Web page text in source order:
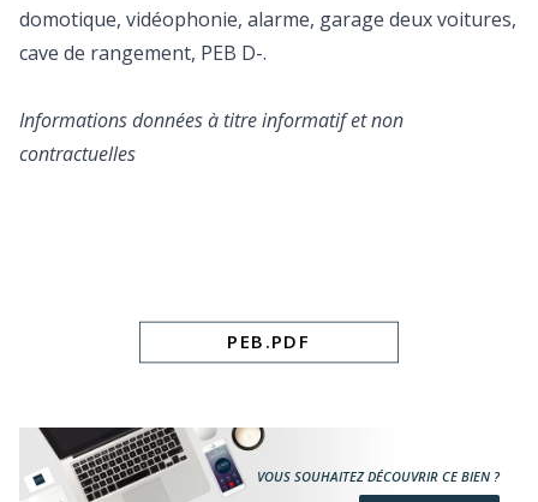
domotique, vidéophonie, alarme, garage deux voitures,
cave de rangement, PEB D-.
Informations données à titre informatif et non
contractuelles
PEB.PDF
VOUS SOUHAITEZ DÉCOUVRIR CE BIEN ?